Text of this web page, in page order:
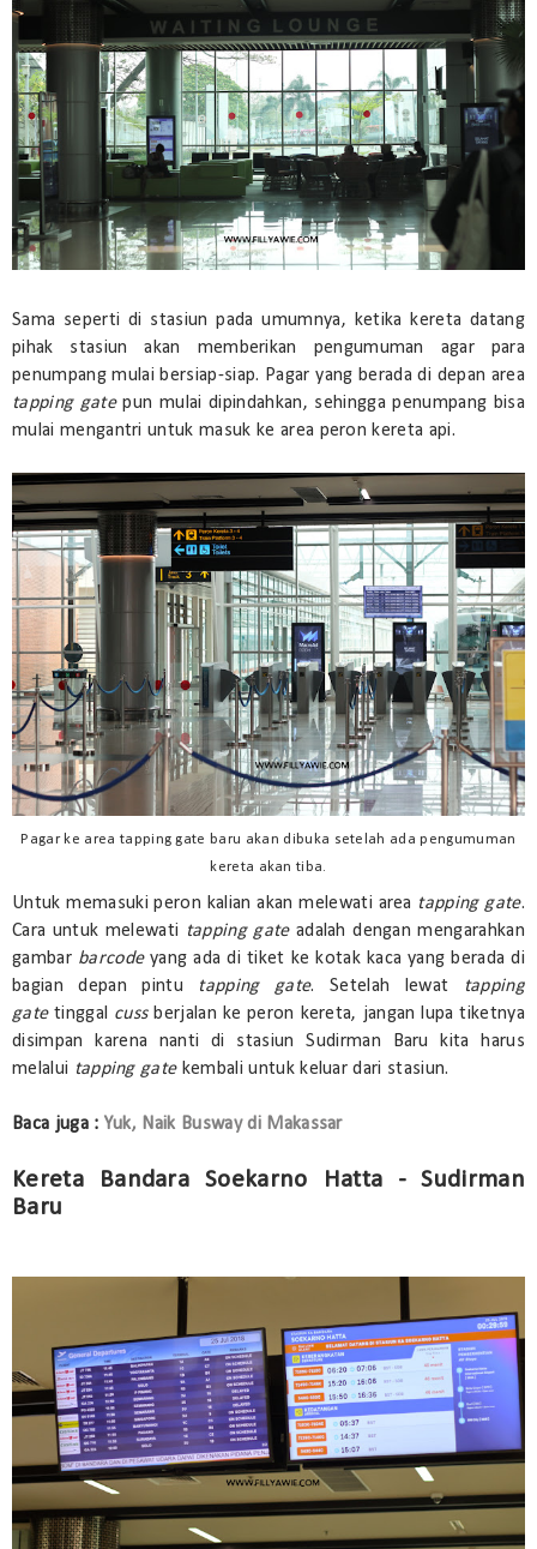
Sama seperti di stasiun pada umumnya, ketika kereta datang
pihak stasiun akan memberikan pengumuman agar para
penumpang mulai bersiap-siap. Pagar yang berada di depan area
tapping gatepun mulai dipindahkan, sehingga penumpang bisa
mulai mengantri untuk masuk ke area peron kereta api.
Pagar ke area tapping gate baru akan dibuka setelah ada pengumuman
kereta akan tiba.
Untuk memasuki peron kalian akan melewati area tapping gate.
Cara untuk melewati tapping gateadalah dengan mengarahkan
gambar barcodeyang ada di tiket ke kotak kaca yang berada di
bagian depan pintu
tapping gate. Setelah lewat
tapping
gatetinggal cuss berjalan ke peron kereta, jangan lupa tiketnya
disimpan karena nanti di stasiun Sudirman Baru kita harus
melalui tapping gatekembali untuk keluar dari stasiun.
Baca juga : Yuk, Naik Busway di Makassar
Kereta Bandara Soekarno Hatta - Sudirman
Baru